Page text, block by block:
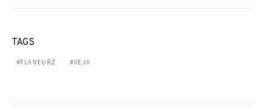
TAGS
FLANEURZ VEJA